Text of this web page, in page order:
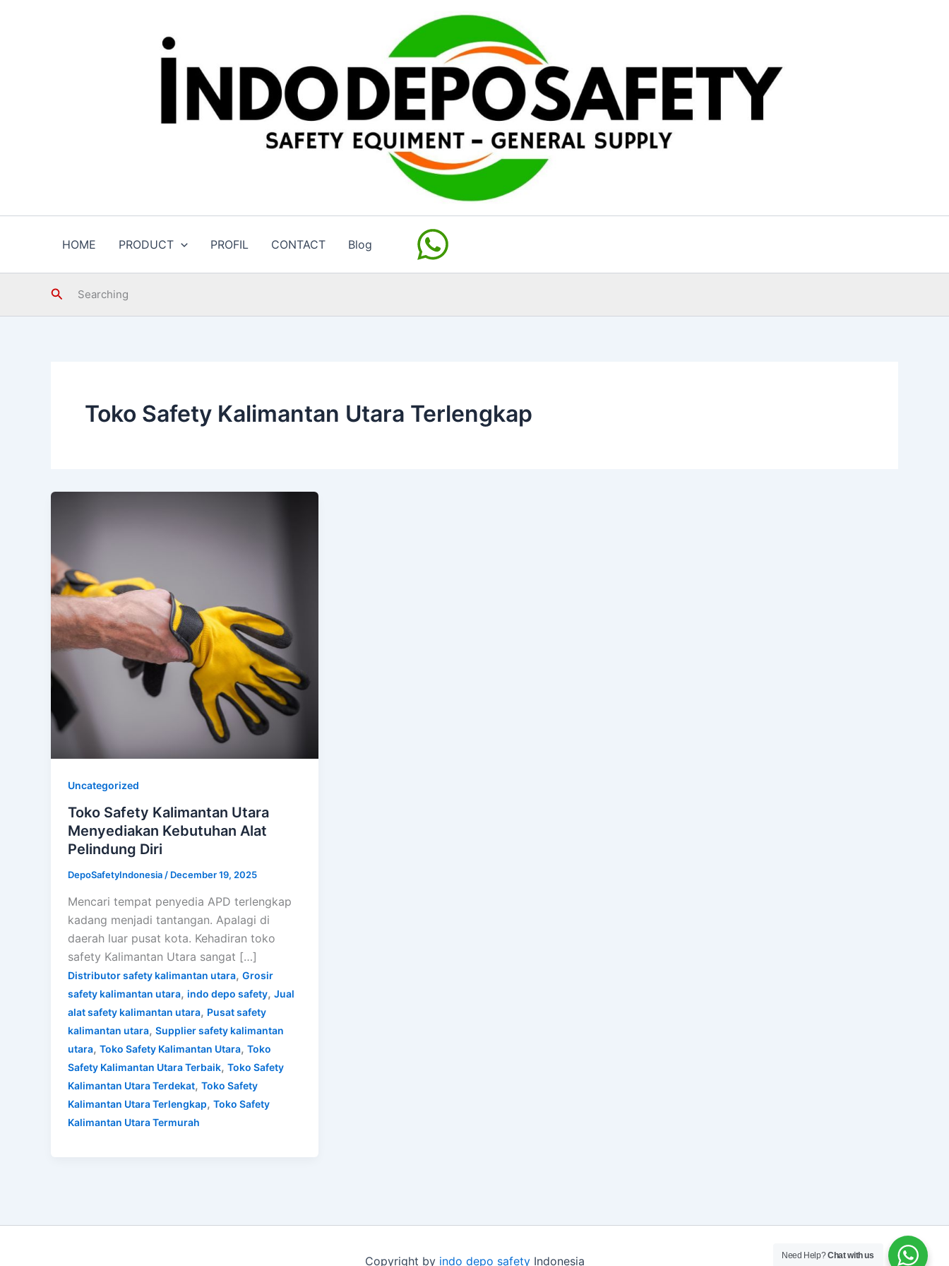
HOME PRODUCT PROFIL CONTACT Blog
SearchSearching
Toko Safety Kalimantan Utara Terlengkap
Uncategorized
Toko Safety Kalimantan Utara
Menyediakan Kebutuhan Alat
Pelindung Diri
DepoSafetyIndonesia/ December 19, 2025
Mencari tempat penyedia APD terlengkap
kadang menjadi tantangan. Apalagi di
daerah luar pusat kota. Kehadiran toko
safety Kalimantan Utara sangat […]
Distributor safety kalimantan utara, Grosir
safety kalimantan utara, indo depo safety, Jual
alat safety kalimantan utara, Pusat safety
kalimantan utara, Supplier safety kalimantan
utara, Toko Safety Kalimantan Utara, Toko
Safety Kalimantan Utara Terbaik, Toko Safety
Kalimantan Utara Terdekat, Toko Safety
Kalimantan Utara Terlengkap, Toko Safety
Kalimantan Utara Termurah
Copyright by indo depo safetyIndonesia Need Help?Chat with us